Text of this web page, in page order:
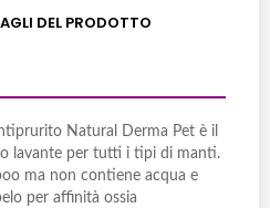
DEL PRODOTTO
Natural Derma Pet è il
lavante per tutti i tipi di manti.
ma non contiene acqua e
per affinità ossia